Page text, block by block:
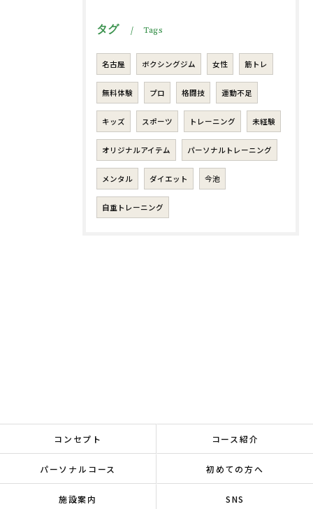
タグ Tags
名古屋 ボクシングジム 女性 筋トレ
無料体験 プロ 格闘技 運動不足
キッズ スポーツ トレーニング 未経験
オリジナルアイテム パーソナルトレーニング
メンタル ダイエット 今池
自重トレーニング
コンセプト コース紹介
パーソナルコース 初めての方へ
施設案内 SNS